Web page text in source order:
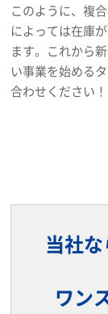
このように、複
によっては在庫
ます。これから
い事業を始める
合わせください！
当社
ワン